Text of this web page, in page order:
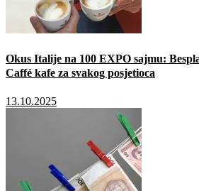
Okus Italije na 100 EXPO sajmu:
Caffé kafe za svakog posjetioca
13.10.2025